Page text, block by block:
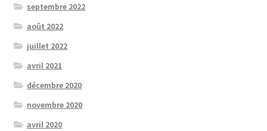
septembre 2022
août 2022
juillet 2022
avril 2021
décembre 2020
novembre 2020
avril 2020